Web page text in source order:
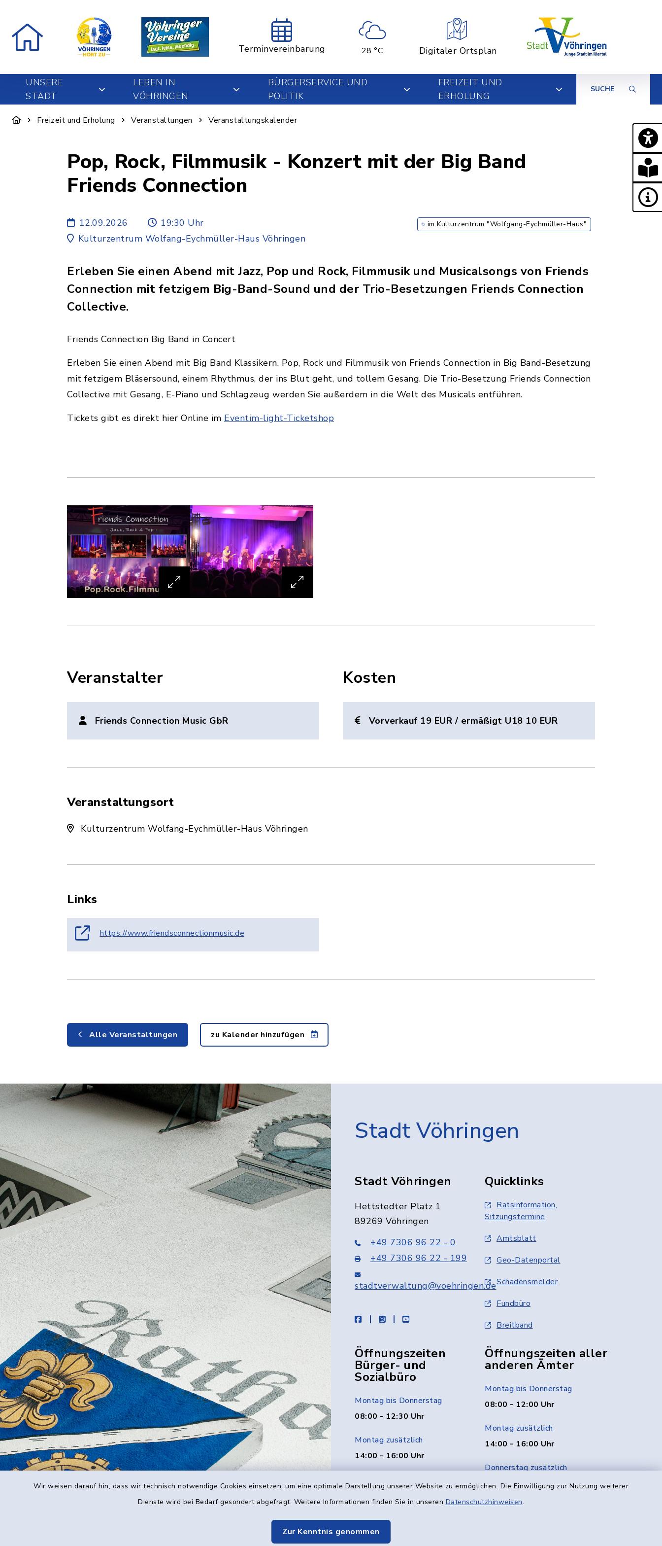
Wir weisen darauf hin, dass wir technisch notwendige Cookies einsetzen, um eine optimale Darstellung unserer Website zu ermöglichen. Die Einwilligung zur Nutzung weiterer
Dienste wird bei Bedarf gesondert abgefragt. Weitere Informationen finden Sie in unseren Datenschutzhinweisen.
Zur Kenntnis genommen
Terminvereinbarung 28 °C Digitaler Ortsplan
UNSERE
STADT
LEBEN IN
VÖHRINGEN
BÜRGERSERVICE UND
POLITIK
FREIZEIT UND
ERHOLUNG
SUCHE
Freizeit und Erholung Veranstaltungen Veranstaltungskalender
Pop, Rock, Filmmusik - Konzert mit der Big Band
Friends Connection
12.09.2026
19:30 Uhr
Kulturzentrum Wolfang-Eychmüller-Haus Vöhringen
im Kulturzentrum "Wolfgang-Eychmüller-Haus"
Erleben Sie einen Abend mit Jazz, Pop und Rock, Filmmusik und Musicalsongs von Friends
Connection mit fetzigem Big-Band-Sound und der Trio-Besetzungen Friends Connection
Collective.
Friends Connection Big Band in Concert
Erleben Sie einen Abend mit Big Band Klassikern, Pop, Rock und Filmmusik von Friends Connection in Big Band-Besetzung
mit fetzigem Bläsersound, einem Rhythmus, der ins Blut geht, und tollem Gesang. Die Trio-Besetzung Friends Connection
Collective mit Gesang, E-Piano und Schlagzeug werden Sie außerdem in die Welt des Musicals entführen.
Tickets gibt es direkt hier Online im Eventim-light-Ticketshop
Veranstalter
Friends Connection Music GbR
Kosten
Vorverkauf 19 EUR / ermäßigt U18 10 EUR
Veranstaltungsort
Kulturzentrum Wolfang-Eychmüller-Haus Vöhringen
Links
https://www.friendsconnectionmusic.de
Alle Veranstaltungen zu Kalender hinzufügen
Stadt Vöhringen
Stadt Vöhringen
Hettstedter Platz 1
89269 Vöhringen
+49 7306 96 22 - 0
+49 7306 96 22 - 199
stadtverwaltung@voehringen.de
facebookinstagramyoutube
Quicklinks
Ratsinformation,
Sitzungstermine
Amtsblatt
Geo-Datenportal
Schadensmelder
Fundbüro
Breitband
Öffnungszeiten
Bürger- und
Sozialbüro
Montag bis Donnerstag
08:00 - 12:30 Uhr
Montag zusätzlich
14:00 - 16:00 Uhr
Freitag
08:00 - 12:00 Uhr
Öffnungszeiten aller
anderen Ämter
Montag bis Donnerstag
08:00 - 12:00 Uhr
Montag zusätzlich
14:00 - 16:00 Uhr
Donnerstag zusätzlich
14:00 - 18:00 Uhr
Freitag